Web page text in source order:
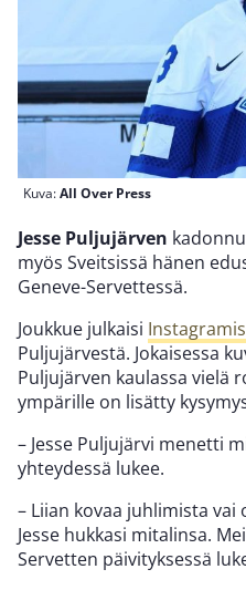
Kuva:All Over Press
Jesse Puljujärven
myös Sveitsissä hänen
Geneve-Servettessä.
Joukkue julkaisi
Puljujärvestä. Jokaisessa
Puljujärven kaulassa vielä
ympärille on lisätty
– Jesse Puljujärvi menetti
yhteydessä lukee.
– Liian kovaa juhlimista
Jesse hukkasi mitalinsa.
Servetten päivityksessä